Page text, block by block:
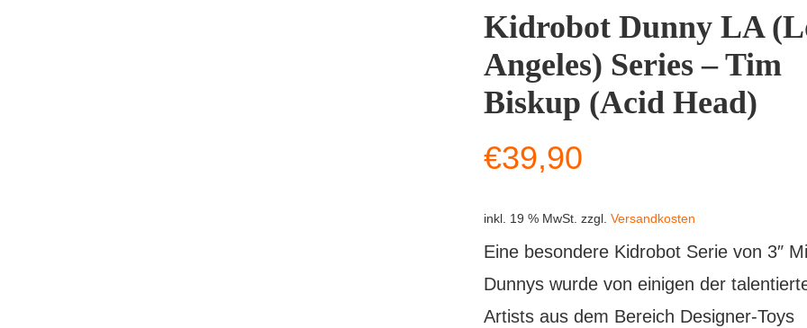
Kidrobot Dunny LA
Angeles) Series – Tim
Biskup (Acid Head)
€39,90
inkl. 19 % MwSt. zzgl. Versandkosten
Eine besondere Kidrobot Serie von 3″
Dunnys wurde von einigen der
Artists aus dem Bereich Designer-Toys